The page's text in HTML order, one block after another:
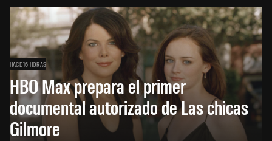
HACE 16 HORAS
HBO Max prepara el primer
documental autorizado de Las chicas
Gilmore